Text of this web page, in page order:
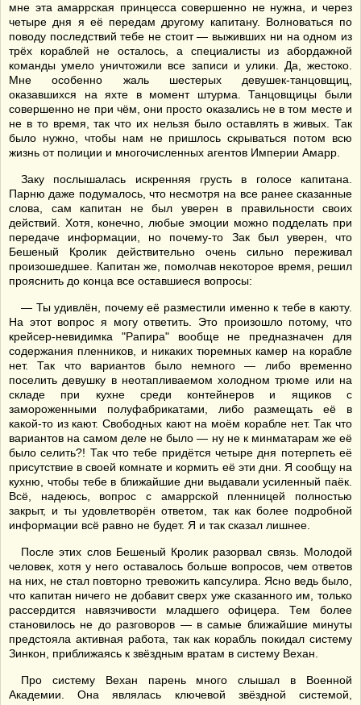
мне эта амаррская принцесса совершенно не нужна, и через
четыре дня я её передам другому капитану. Волноваться по
поводу последствий тебе не стоит — выживших ни на одном из
трёх кораблей не осталось, а специалисты из абордажной
команды умело уничтожили все записи и улики. Да, жестоко.
Мне особенно жаль шестерых девушек-танцовщиц,
оказавшихся на яхте в момент штурма. Танцовщицы были
совершенно не при чём, они просто оказались не в том месте и
не в то время, так что их нельзя было оставлять в живых. Так
было нужно, чтобы нам не пришлось скрываться потом всю
жизнь от полиции и многочисленных агентов Империи Амарр.
Заку послышалась искренняя грусть в голосе капитана.
Парню даже подумалось, что несмотря на все ранее сказанные
слова, сам капитан не был уверен в правильности своих
действий. Хотя, конечно, любые эмоции можно подделать при
передаче информации, но почему-то Зак был уверен, что
Бешеный Кролик действительно очень сильно переживал
произошедшее. Капитан же, помолчав некоторое время, решил
прояснить до конца все оставшиеся вопросы:
— Ты удивлён, почему её разместили именно к тебе в каюту.
На этот вопрос я могу ответить. Это произошло потому, что
крейсер-невидимка "Рапира" вообще не предназначен для
содержания пленников, и никаких тюремных камер на корабле
нет. Так что вариантов было немного — либо временно
поселить девушку в неотапливаемом холодном трюме или на
складе при кухне среди контейнеров и ящиков с
замороженными полуфабрикатами, либо размещать её в
какой-то из кают. Свободных кают на моём корабле нет. Так что
вариантов на самом деле не было — ну не к минматарам же её
было селить?! Так что тебе придётся четыре дня потерпеть её
присутствие в своей комнате и кормить её эти дни. Я сообщу на
кухню, чтобы тебе в ближайшие дни выдавали усиленный паёк.
Всё, надеюсь, вопрос с амаррской пленницей полностью
закрыт, и ты удовлетворён ответом, так как более подробной
информации всё равно не будет. Я и так сказал лишнее.
После этих слов Бешеный Кролик разорвал связь. Молодой
человек, хотя у него оставалось больше вопросов, чем ответов
на них, не стал повторно тревожить капсулира. Ясно ведь было,
что капитан ничего не добавит сверх уже сказанного им, только
рассердится навязчивости младшего офицера. Тем более
становилось не до разговоров — в самые ближайшие минуты
предстояла активная работа, так как корабль покидал систему
Зинкон, приближаясь к звёздным вратам в систему Вехан.
Про систему Вехан парень много слышал в Военной
Академии. Она являлась ключевой звёздной системой,